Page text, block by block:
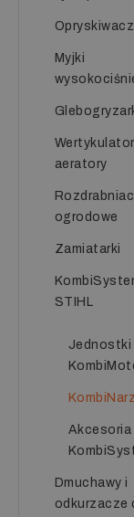
Myjki
aeratory
ogrodowe
Zamiatarki
STIHL
Jednostki
Akcesoria
Dmuchawy i
odkurzacze